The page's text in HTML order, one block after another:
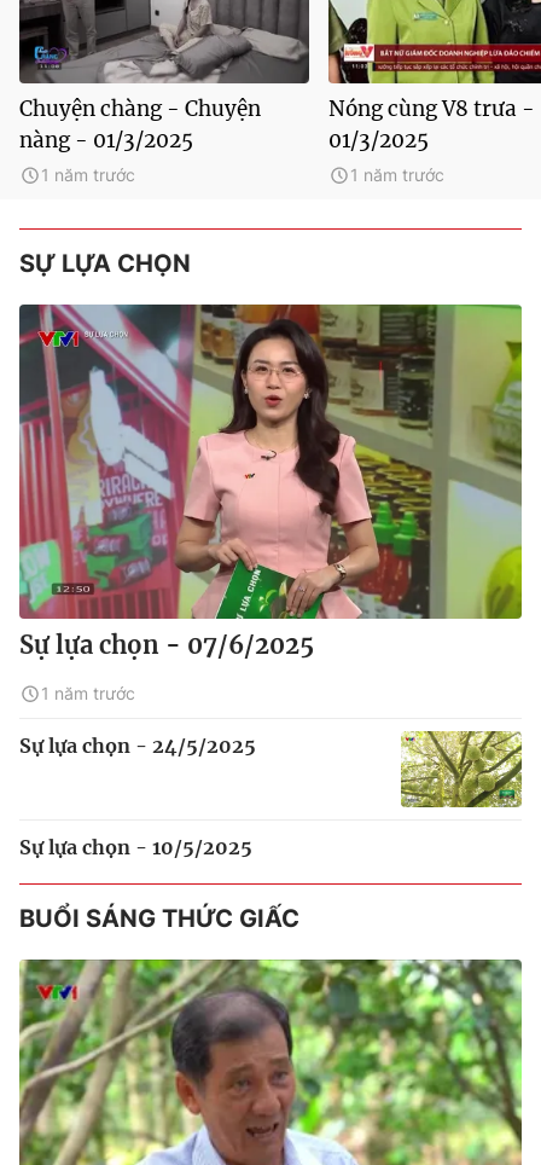
Chuyện chàng - Chuyện
nàng - 01/3/2025
1 năm trước
Nóng cùng V8 trưa -
01/3/2025
1 năm trước
SỰ LỰA CHỌN
Sự lựa chọn - 07/6/2025
1 năm trước
Sự lựa chọn - 24/5/2025
Sự lựa chọn - 10/5/2025
BUỔI SÁNG THỨC GIẤC